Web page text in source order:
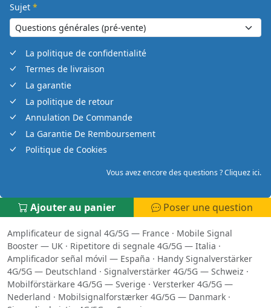
Sujet *
La politique de confidentialité
Termes de livraison
La garantie
La politique de retour
Annulation De Commande
La Garantie De Remboursement
Politique de Cookies
Vous avez encore des questions ? Cliquez ici.
Ajouter au panier Poser une question
Amplificateur de signal 4G/5G — France · Mobile Signal
Booster — UK · Ripetitore di segnale 4G/5G — Italia ·
Amplificador señal móvil — España · Handy Signalverstärker
4G/5G — Deutschland · Signalverstärker 4G/5G — Schweiz ·
Mobilförstärkare 4G/5G — Sverige · Versterker 4G/5G —
Nederland · Mobilsignalforstærker 4G/5G — Danmark ·